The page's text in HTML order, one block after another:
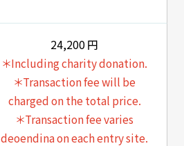
24,200 円
＊Including charity donation.
＊Transaction fee will be
charged on the total price.
＊Transaction fee varies
deoendina on each entry site.